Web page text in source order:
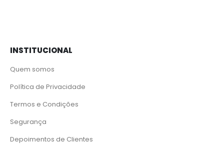
INSTITUCIONAL
Quem somos
Política de Privacidade
Termos e Condições
Segurança
Depoimentos de Clientes